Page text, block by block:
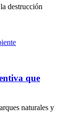
destrucción
que
naturales y